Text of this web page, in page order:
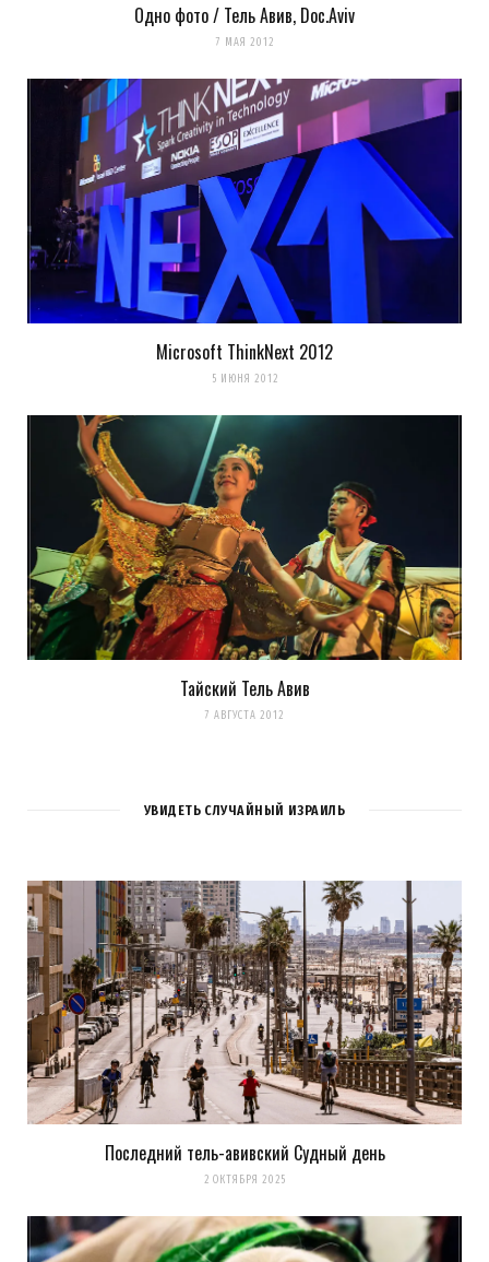
Сохранить моё имя, email и адрес сайта в этом браузере для
последующих моих комментариев.
Уведомить меня о новых комментариях по email.
Уведомлять меня о новых записях почтой.
Оповещать о новых
комментариях. А можно просто подписаться на комментарии
Одно фото / Тель Авив, Doc.Aviv
7 МАЯ 2012
Microsoft ThinkNext 2012
5 ИЮНЯ 2012
Тайский Тель Авив
7 АВГУСТА 2012
УВИДЕТЬ СЛУЧАЙНЫЙ ИЗРАИЛЬ
Последний тель-авивский Судный день
2 ОКТЯБРЯ 2025